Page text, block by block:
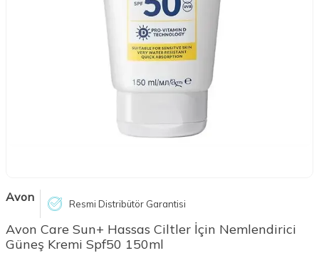
Avon Resmi Distribütör Garantisi
Avon Care Sun+ Hassas Ciltler İçin Nemlendirici
Güneş Kremi Spf50 150ml